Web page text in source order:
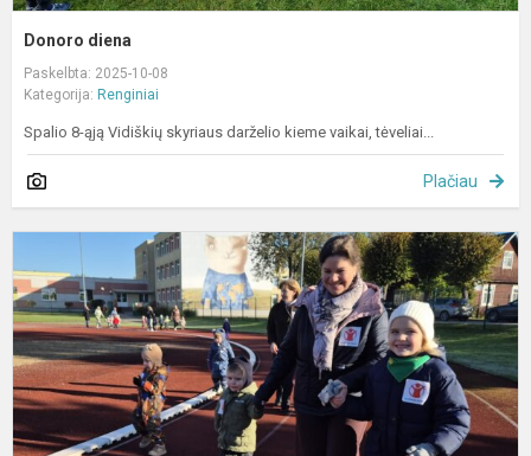
Donoro diena
Paskelbta: 2025-10-08
Kategorija: Renginiai
Spalio 8-ąją Vidiškių skyriaus darželio kieme vaikai, tėveliai...
Plačiau